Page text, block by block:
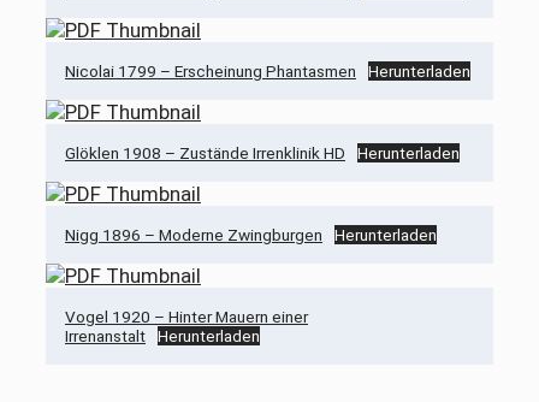
Nicolai 1799 – Erscheinung Phantasmen Herunterladen
Glöklen 1908 – Zustände Irrenklinik HD Herunterladen
Nigg 1896 – Moderne Zwingburgen Herunterladen
Vogel 1920 – Hinter Mauern einer
Irrenanstalt
Herunterladen